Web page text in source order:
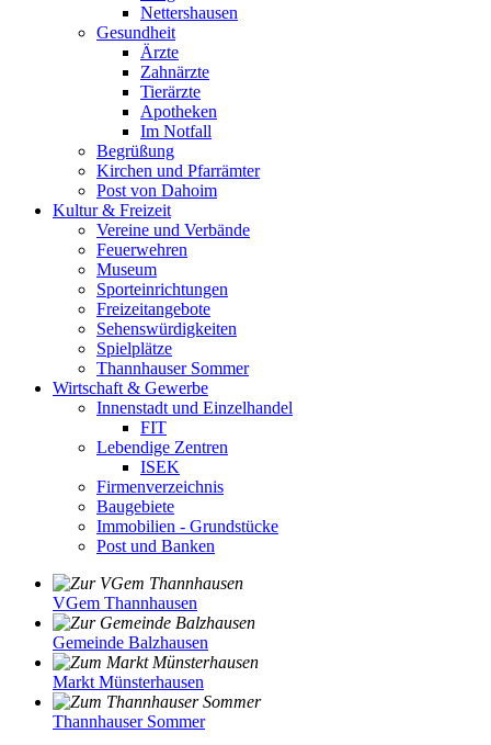
Nettershausen
Gesundheit
Ärzte
Zahnärzte
Tierärzte
Apotheken
Im Notfall
Begrüßung
Kirchen und Pfarrämter
Post von Dahoim
Kultur & Freizeit
Vereine und Verbände
Feuerwehren
Museum
Sporteinrichtungen
Freizeitangebote
Sehenswürdigkeiten
Spielplätze
Thannhauser Sommer
Wirtschaft & Gewerbe
Innenstadt und Einzelhandel
FIT
Lebendige Zentren
ISEK
Firmenverzeichnis
Baugebiete
Immobilien - Grundstücke
Post und Banken
VGem Thannhausen
Gemeinde Balzhausen
Markt Münsterhausen
Thannhauser Sommer